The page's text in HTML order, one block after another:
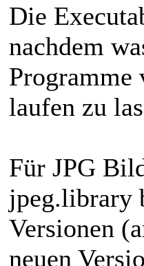
Die
nachdem
Programme
laufen zu
Für JPG
jpeg.library
Versionen
neuen